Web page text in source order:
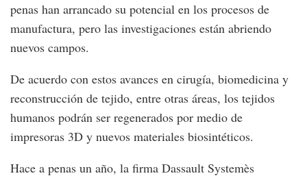
penas han arrancado su potencial en los procesos de
manufactura, pero las investigaciones están abriendo
nuevos campos.
De acuerdo con estos avances en cirugía, biomedicina y
reconstrucción de tejido, entre otras áreas, los tejidos
humanos podrán ser regenerados por medio de
impresoras 3D y nuevos materiales biosintéticos.
Hace a penas un año, la firma Dassault Systemès